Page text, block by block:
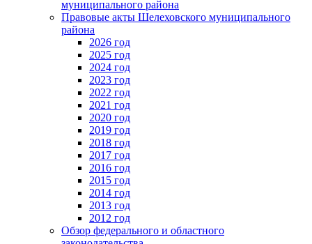
муниципального района
Правовые акты Шелеховского муниципального
района
2026 год
2025 год
2024 год
2023 год
2022 год
2021 год
2020 год
2019 год
2018 год
2017 год
2016 год
2015 год
2014 год
2013 год
2012 год
Обзор федерального и областного